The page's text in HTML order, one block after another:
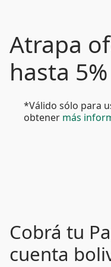
Atrapa
hasta
*Válido sólo para
obtener más
Cobrá tu
cuenta